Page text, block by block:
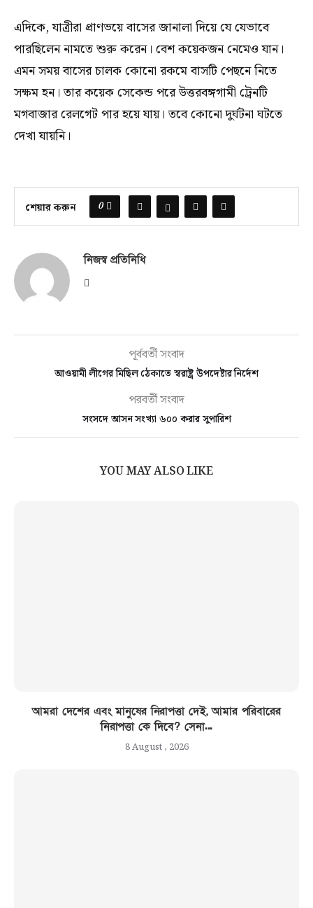
এদিকে, যাত্রীরা প্রাণভয়ে বাসের জানালা দিয়ে যে যেভাবে
পারছিলেন নামতে শুরু করেন। বেশ কয়েকজন নেমেও যান।
এমন সময় বাসের চালক কোনো রকমে বাসটি পেছনে নিতে
সক্ষম হন। তার কয়েক সেকেন্ড পরে উত্তরবঙ্গগামী ট্রেনটি
মগবাজার রেলগেট পার হয়ে যায়। তবে কোনো দুর্ঘটনা ঘটতে
দেখা যায়নি।
শেয়ার করুন 0
নিজস্ব প্রতিনিধি
পূর্ববর্তী সংবাদ
আওয়ামী লীগের মিছিল ঠেকাতে স্বরাষ্ট্র উপদেষ্টার নির্দেশ
পরবর্তী সংবাদ
সংসদে আসন সংখ্যা ৬০০ করার সুপারিশ
YOU MAY ALSO LIKE
আমরা দেশের এবং মানুষের নিরাপত্তা দেই, আমার পরিবারের
নিরাপত্তা কে দিবে? সেনা...
8 August , 2026